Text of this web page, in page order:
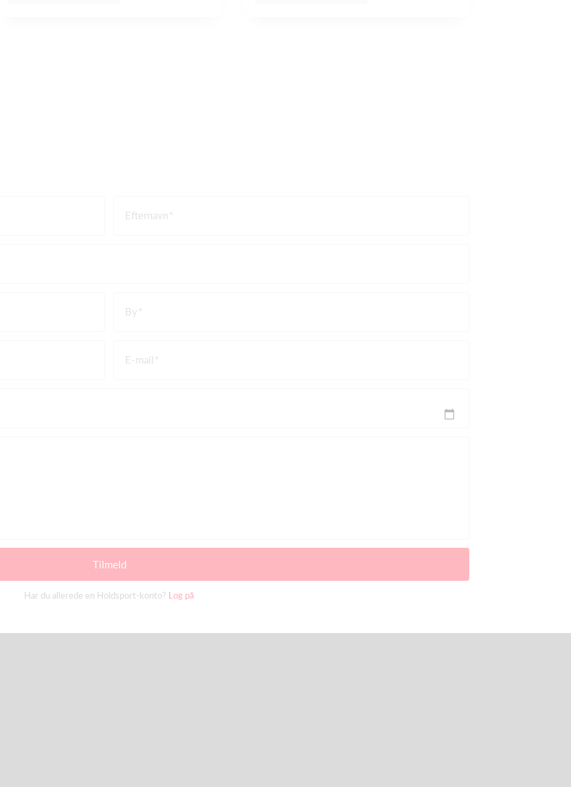
Efternavn
By
E-mail
Tilmeld
Har du allerede en Holdsport-konto? Log på